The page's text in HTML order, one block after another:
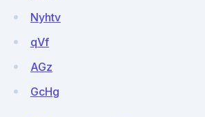
Nyhtv
qVf
AGz
GcHg